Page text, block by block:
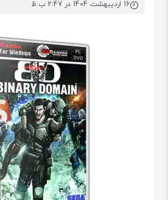
16 اردیبهشت 1404 در 2:47 ب.ظ